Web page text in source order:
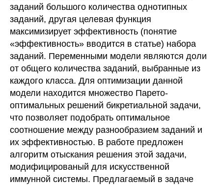
заданий большого количества однотипных
заданий, другая целевая функция
максимизирует эффективность (понятие
«эффективность» вводится в статье) набора
заданий. Переменными модели являются доли
от общего количества заданий, выбранные из
каждого класса. Для оптимизации данной
модели находится множество Парето-
оптимальных решений бикретиальной задачи,
что позволяет подобрать оптимальное
соотношение между разнообразием заданий и
их эффективностью. В работе предложен
алгоритм отыскания решения этой задачи,
модифицированый для искусственной
иммунной системы. Предлагаемый в задаче